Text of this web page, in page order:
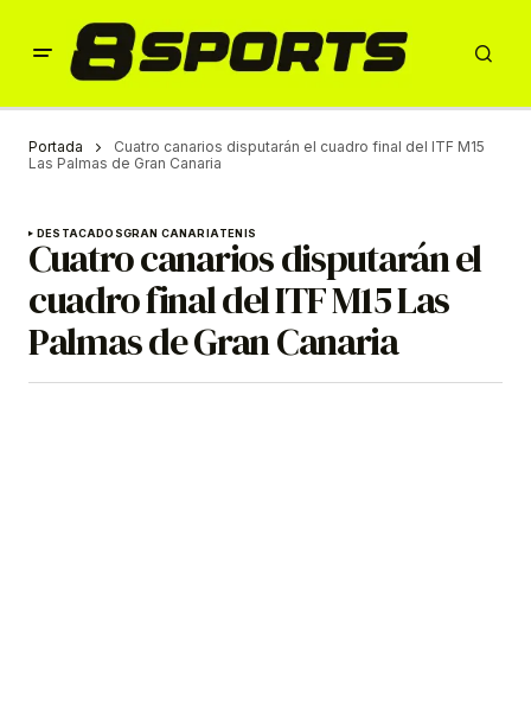
Portada
Cuatro canarios disputarán el cuadro final del ITF M15
Las Palmas de Gran Canaria
DESTACADOSGRAN CANARIATENIS
Cuatro canarios disputarán el
cuadro final del ITF M15 Las
Palmas de Gran Canaria